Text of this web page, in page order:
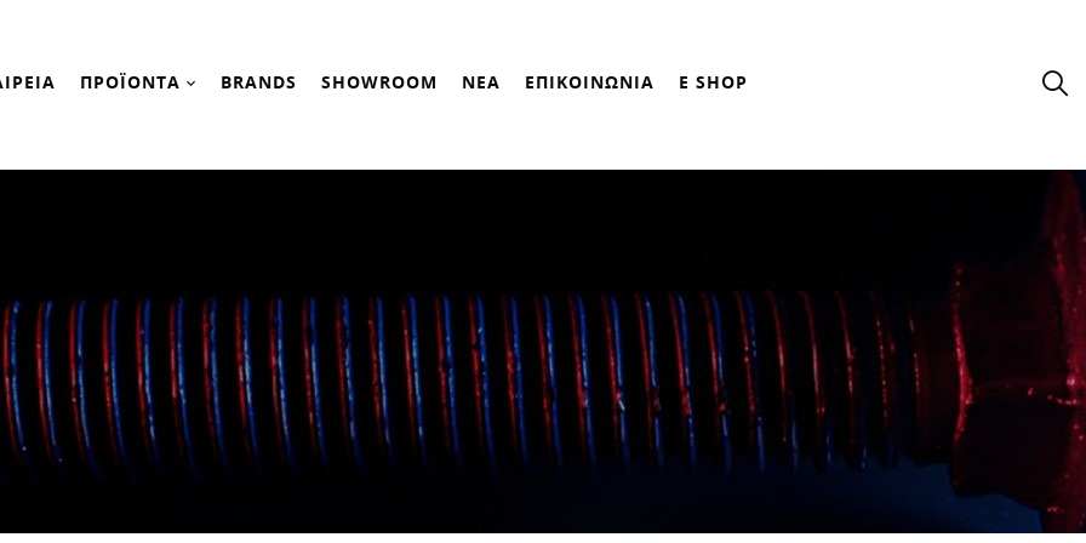
ΠΡΟΪΟΝΤΑ BRANDS SHOWROOM ΝΕΑ ΕΠΙΚΟΙΝΩΝΙΑ E SHOP